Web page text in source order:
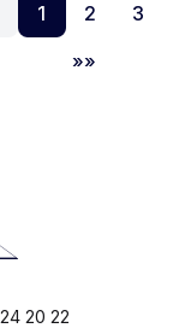
1 2 3
»»
20 22